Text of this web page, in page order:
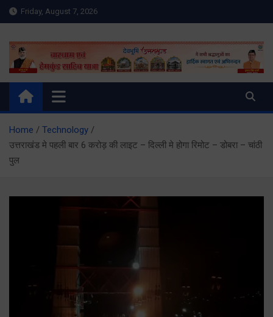
Skip
to
Friday, August 7, 2026
Meru Raibar | Uttarakhand
News | Uttarkashi News
meruraibar.com
Home
Technology
उत्तराखंड मे पहली बार 6 करोड़ की लाइट – दिल्ली मे होगा रिमोट – डोबरा – चांठी
पुल